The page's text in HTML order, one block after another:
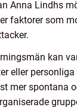
Anna Lindhs
faktorer som
kan
eller personliga
mer spontana